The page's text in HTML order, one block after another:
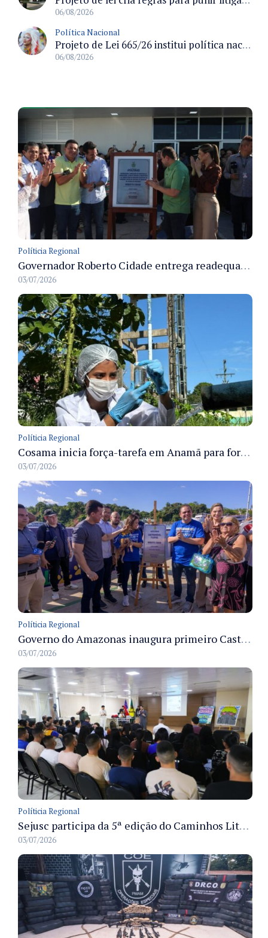
06/08/2026
Política Nacional
Projeto de Lei 665/26 institui política nacional para prevenção ao transfeminicídio e prevê medidas de proteção e reparação
06/08/2026
Políticia Regional
Governador Roberto Cidade entrega readequação do ambulatório da FCecon e amplia capacidade de atendimento oncológico em Manaus
03/07/2026
Políticia Regional
Cosama inicia força-tarefa em Anamã para fortalecer abastecimento de água e segurança hídrica da população
03/07/2026
Políticia Regional
Governo do Amazonas inaugura primeiro Castramóvel Fluvial para atendimento veterinário às comunidades ribeirinhas e castração gratuita
03/07/2026
Políticia Regional
Sejusc participa da 5ª edição do Caminhos Literários com foco na cultura hip-hop nas unidades socioeducativas
03/07/2026